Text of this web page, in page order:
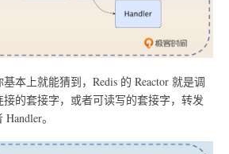
本上就能猜到，Redis 的 Reactor 就是调
的套接字，或者可读写的套接字，转发
。